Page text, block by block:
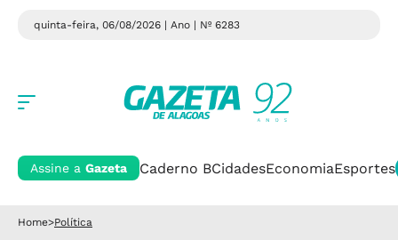
quinta-feira, 06/08/2026 | Ano | Nº 6283
Assine a Gazeta Caderno BCidadesEconomiaEsportes
Home>Política